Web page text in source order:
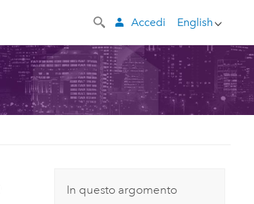
English
Accedi
In questo argomento